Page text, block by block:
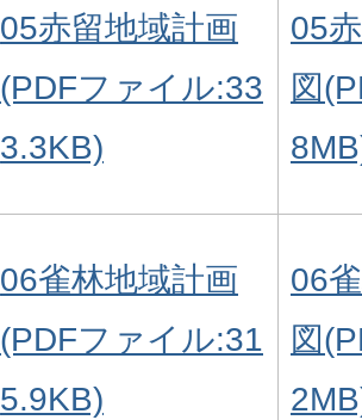
05赤留地域計画
(PDFファイル:33
3.3KB)
05
図
06雀林地域計画
(PDFファイル:31
5.9KB)
06
図